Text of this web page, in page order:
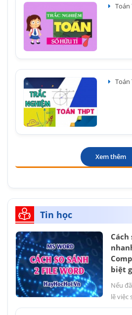
Toán
Toán
Xem thêm
Tin học
Cách
biệt
Nếu
lẽ việc